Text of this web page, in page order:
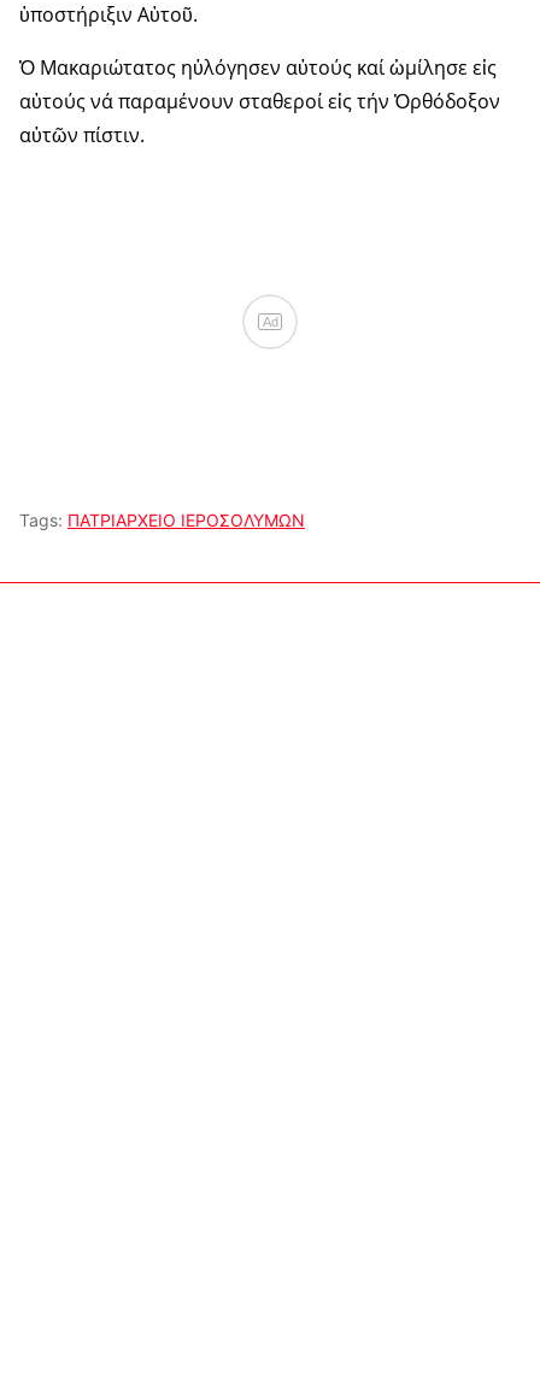
ὑποστήριξιν Αὐτοῦ.
Ὁ Μακαριώτατος ηὐλόγησεν αὐτούς καί ὡμίλησε εἰς
αὐτούς νά παραμένουν σταθεροί εἰς τήν Ὀρθόδοξον
αὐτῶν πίστιν.
Ad
Tags: ΠΑΤΡΙΑΡΧΕΙΟ ΙΕΡΟΣΟΛΥΜΩΝ